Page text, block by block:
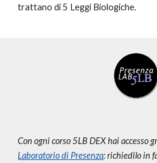
trattano di 5 Leggi Biologiche.
Con ogni corso 5LB DEX hai accesso
Laboratorio di Presenza: richiedilo in